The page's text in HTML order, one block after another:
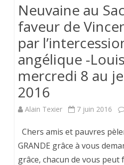
Neuvaine au
faveur de
par
angélique -
mercredi 8 au
2016
Alain Texier 7 juin 2016
Chers amis et pauvres
GRANDE grâce à vous
grâce, chacun de vous peut